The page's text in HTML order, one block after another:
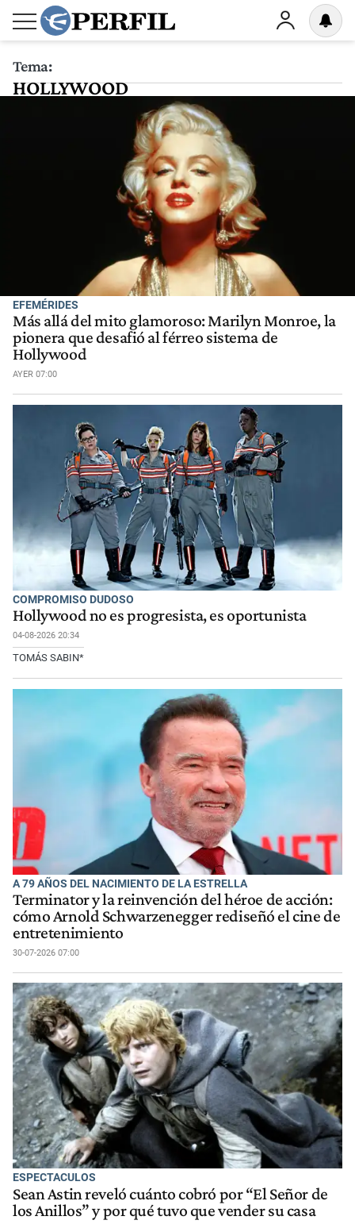
Tema:
HOLLYWOOD
EFEMÉRIDES
Más allá del mito glamoroso: Marilyn Monroe, la
pionera que desafió al férreo sistema de
Hollywood
AYER 07:00
COMPROMISO DUDOSO
Hollywood no es progresista, es oportunista
04-08-2026 20:34
TOMÁS SABIN*
A 79 AÑOS DEL NACIMIENTO DE LA ESTRELLA
Terminator y la reinvención del héroe de acción:
cómo Arnold Schwarzenegger rediseñó el cine de
entretenimiento
30-07-2026 07:00
ESPECTACULOS
Sean Astin reveló cuánto cobró por “El Señor de
los Anillos” y por qué tuvo que vender su casa